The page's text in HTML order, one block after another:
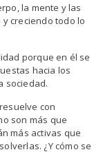
la mente y las
creciendo todo lo
porque en él se
hacia los
sociedad.
con
son más que
más activas que
¿Y cómo se